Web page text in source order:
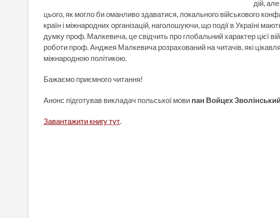
дій,
цього, як могло би оманливо здаватися, локального військового
країн і міжнародних організацій, наголошуючи, що події в Україні
думку проф. Малкевича, це свідчить про глобальний характер цієї
роботи проф. Анджея Малкевича розрахований на читачів, які
міжнародною політикою.
Бажаємо приємного читання!
Анонс підготував викладач польської мови пан Войцех
Завантажити книгу тут.